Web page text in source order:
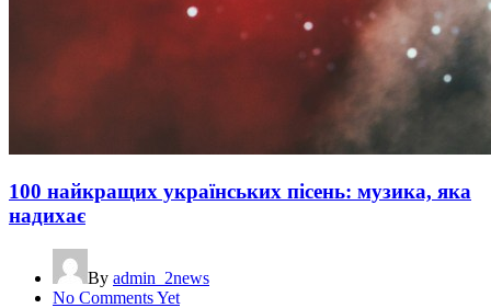
100 найкращих українських пісень: музика, яка
надихає
By admin_2news
No Comments Yet